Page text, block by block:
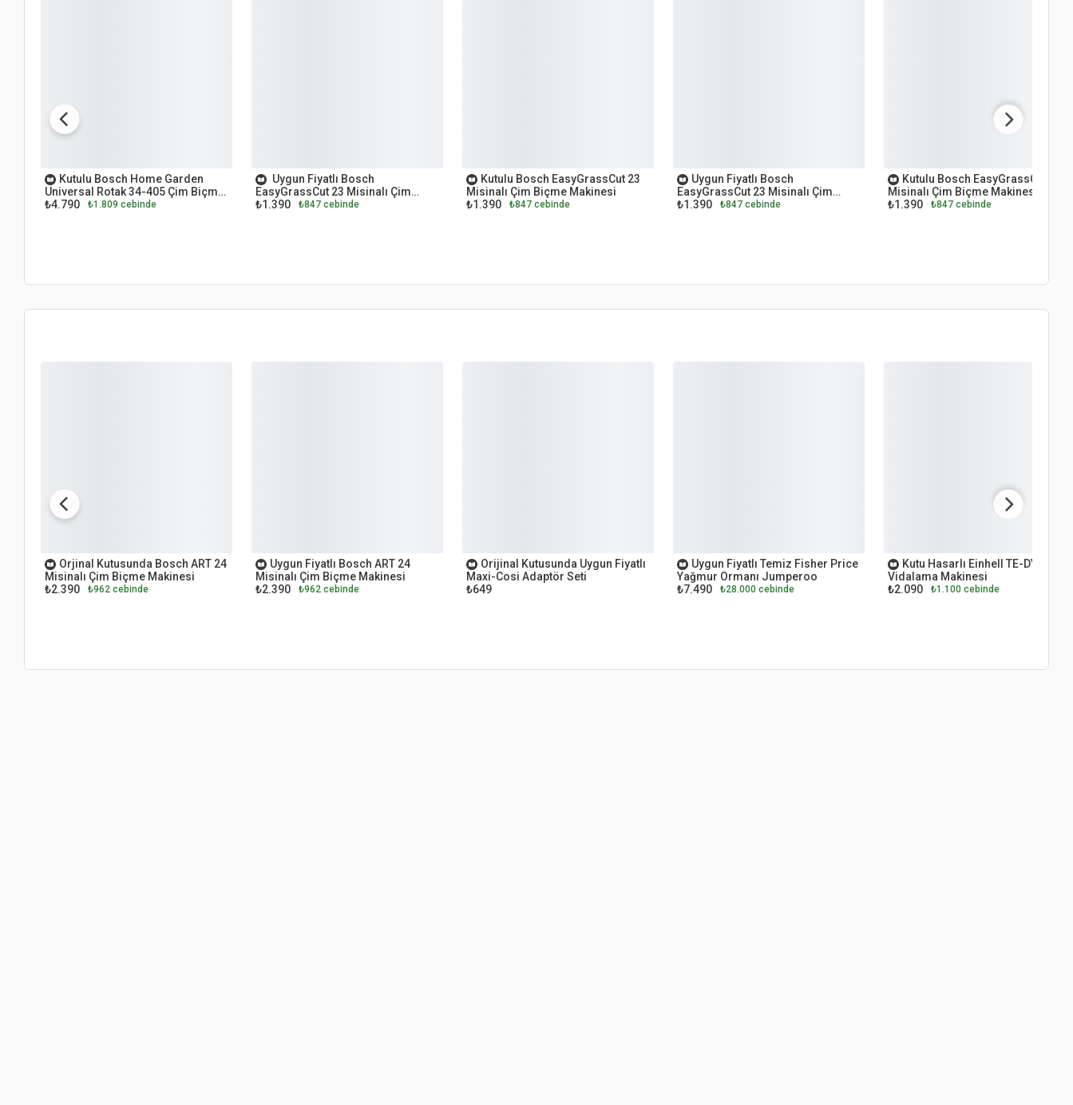
Kutulu Bosch Home Garden
Universal Rotak 34-405 Çim Biçme
Makinesi
₺4.790 ₺1.809 cebinde
Uygun Fiyatlı Bosch
EasyGrassCut 23 Misinalı Çim
Biçme Makinesi
₺1.390 ₺847 cebinde
Kutulu Bosch EasyGrassCut 23
Misinalı Çim Biçme Makinesi
₺1.390
₺847 cebinde
Uygun Fiyatlı Bosch
EasyGrassCut 23 Misinalı Çim
Biçme Makinesi
₺1.390 ₺847 cebinde
Kutulu Bosch EasyGrassCut 23
Misinalı Çim Biçme Makinesi
₺1.390
₺847 cebinde
Orjinal Kutusunda Bosch ART 24
Misinalı Çim Biçme Makinesi
₺2.390
₺962 cebinde
Uygun Fiyatlı Bosch ART 24
Misinalı Çim Biçme Makinesi
₺2.390
₺962 cebinde
Orijinal Kutusunda Uygun Fiyatlı
Maxi-Cosi Adaptör Seti
₺649
Uygun Fiyatlı Temiz Fisher Price
Yağmur Ormanı Jumperoo
₺7.490
₺28.000 cebinde
Kutu Hasarlı Einhell TE-DY 18 Li
Vidalama Makinesi
₺2.090
₺1.100 cebinde